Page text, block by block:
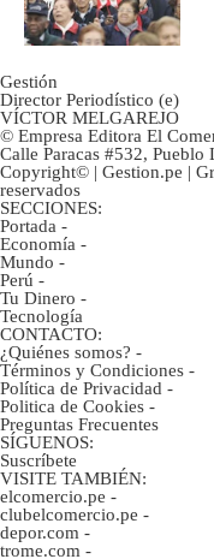
Gestión
Director Periodístico (e)
VÍCTOR MELGAREJO
© Empresa Editora El
Calle Paracas #532, Pueblo
Copyright© | Gestion.pe |
reservados
SECCIONES:
Portada -
Economía -
Mundo -
Perú -
Tu Dinero -
Tecnología
CONTACTO:
¿Quiénes somos? -
Términos y Condiciones -
Política de Privacidad -
Politica de Cookies -
Preguntas Frecuentes
SÍGUENOS:
Suscríbete
VISITE TAMBIÉN:
elcomercio.pe -
clubelcomercio.pe -
depor.com -
trome.com -